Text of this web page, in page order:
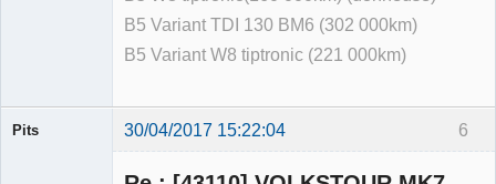
B5 Variant TDI 130 BM6 (302 000km)
B5 Variant W8 tiptronic (221 000km)
6
Pits 30/04/2017 15:22:04